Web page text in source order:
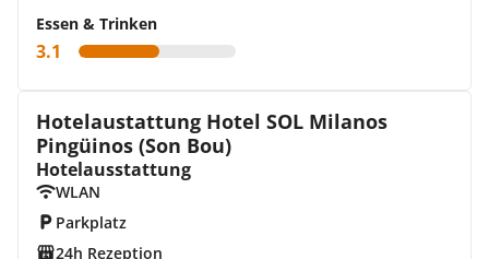
Essen & Trinken
3.1
Hotelaustattung Hotel SOL Milanos
Pingüinos (Son Bou)
Hotelausstattung
WLAN
Parkplatz
24h Rezeption